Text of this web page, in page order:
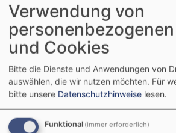
Verwendung von
und Cookies
Bitte die Dienste und Anwendungen von
auswählen, die wir nutzen möchten. Für
bitte unsere Datenschutzhinweise lesen.
Funktional (immer erforderlich)